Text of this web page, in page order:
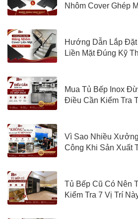
Nhôm Cover Ghép
Hướng Dẫn Lắp
Liền Mặt Đúng Kỹ
Mua Tủ Bếp Inox
Điều Cần Kiểm Tra
Vì Sao Nhiều
Công Khi Sản Xuất
Tủ Bếp Cũ Có Nên
Kiểm Tra 7 Vị Trí